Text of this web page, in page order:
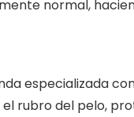
normal,
especializada
rubro del pelo,